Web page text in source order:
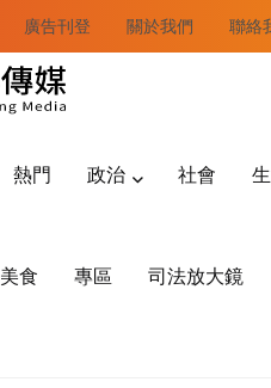
廣告刊登 關於我們 聯絡
熱門 政治 社會
美食 專區 司法放大鏡